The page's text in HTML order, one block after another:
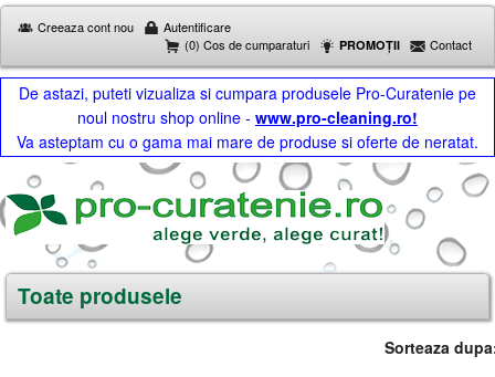
Creeaza cont nou
Autentificare
(0) Cos de cumparaturi
PROMOȚII Contact
De astazi, puteti vizualiza si cumpara produsele Pro-Curatenie pe
noul nostru shop online - www.pro-cleaning.ro!
Va asteptam cu o gama mai mare de produse si oferte de neratat.
Toate produsele
Sorteaza